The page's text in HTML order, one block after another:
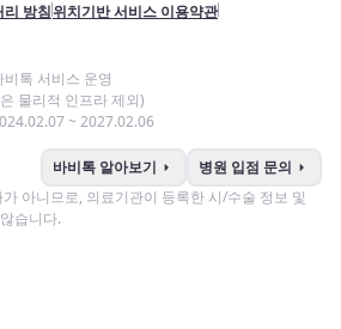
방침위치기반 서비스 이용약관
톡 서비스 운영
물리적 인프라 제외)
~ 2027.02.06
바비톡 알아보기 arrow_right 병원 입점 문의 arrow_right
아니므로, 의료기관이 등록한 시/수술 정보 및
습니다.